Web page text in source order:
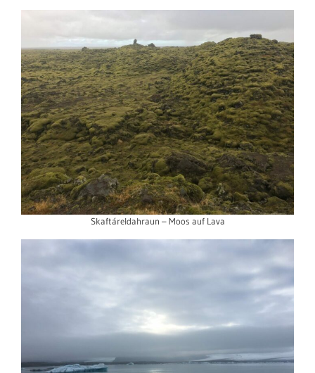
Skaftáreldahraun – Moos auf Lava